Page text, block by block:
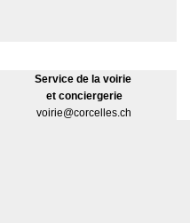
Service de la voirie
et conciergerie
voirie@corcelles.ch